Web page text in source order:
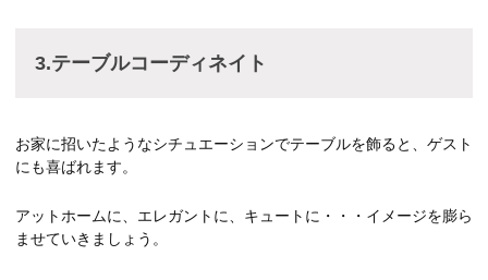
3.テーブルコーディネイト
お家に招いたようなシチュエーションでテーブルを飾ると、ゲスト
にも喜ばれます。
アットホームに、エレガントに、キュートに・・・イメージを膨ら
ませていきましょう。